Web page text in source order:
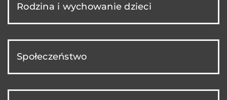
Rodzina i wychowanie dzieci
Społeczeństwo